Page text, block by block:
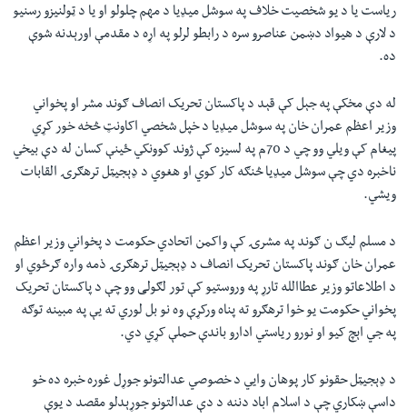
رياست يا د يو شخصیت خلاف په سوشل ميډيا د مهم چلولو او يا د ټولنيزو رسنيو
د لارې د هيواد دښمن عناصرو سره د رابطو لرلو په اړه د مقدمې اورېدنه شوې
ده.
له دې مخکې په جېل کې قېد د پاکستان تحریک انصاف ګوند مشر او پخواني
وزیر اعظم عمران خان په سوشل ميډيا د خپل شخصي اکاونټ څخه خور کړي
پيغام کې ويلي وو چي د 70م په لسيزه کې ژوند کوونکي ځينې کسان له دې بيخي
ناخبره دي چې سوشل ميډيا څنګه کار کوي او هغوي د ډېجيټل ترهګرۍ القابات
ويشي.
د مسلم لیګ ن ګوند په مشرۍ کې واکمن اتحادي حکومت د پخواني وزیر اعظم
عمران خان ګوند پاکستان تحریک انصاف د ډېجيټل ترهګرۍ ذمه واره ګرځوي او
د اطلاعاتو وزیر عطاالله تارړ په وروستيو کې تور لګولی وو چې د پاکستان تحریک
پخواني حکومت يو خوا ترهګرو ته پناه ورکړې وه نو بل لوري ته یې په مبينه توګه
په جي اېچ کيو او نورو رياستي ادارو باندې حملې کړي دي.
د ډېجيټل حقونو کار پوهان وايي د خصوصي عدالتونو جوړل غوره خبره ده خو
داسې ښکاري چې د اسلام اباد دننه د دې عدالتونو جوړېدلو مقصد د يوې